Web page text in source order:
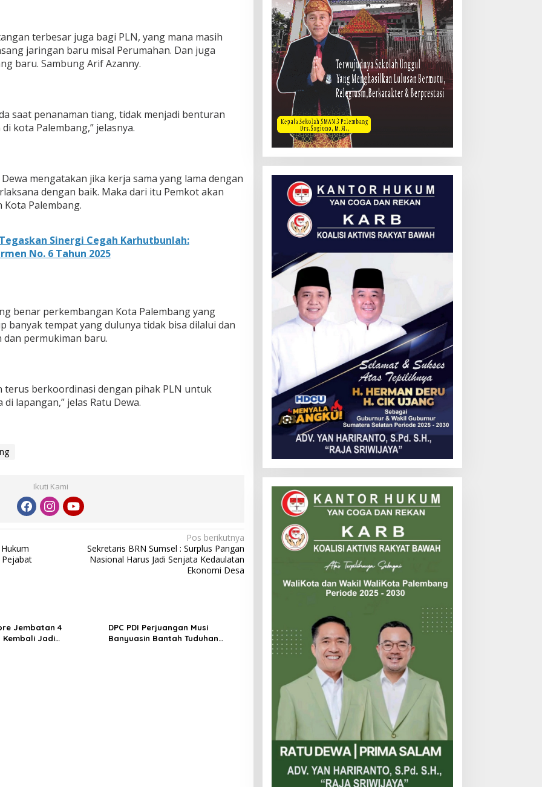
terbesar juga bagi PLN, yang mana masih
jaringan baru misal Perumahan. Dan juga
baru. Sambung Arif Azanny.
saat penanaman tiang, tidak menjadi benturan
kota Palembang,” jelasnya.
mengatakan jika kerja sama yang lama dengan
dengan baik. Maka dari itu Pemkot akan
Palembang.
Sinergi Cegah Karhutbunlah:
No. 6 Tahun 2025
benar perkembangan Kota Palembang yang
banyak tempat yang dulunya tidak bisa dilalui dan
dan permukiman baru.
terus berkoordinasi dengan pihak PLN untuk
lapangan,” jelas Ratu Dewa.
Ikuti Kami
Pos berikutnya
Sekretaris BRN Sumsel : Surplus Pangan
Nasional Harus Jadi Senjata Kedaulatan
Ekonomi Desa
Jembatan 4
Kembali Jadi
DPC PDI Perjuangan Musi
Banyuasin Bantah Tuduhan